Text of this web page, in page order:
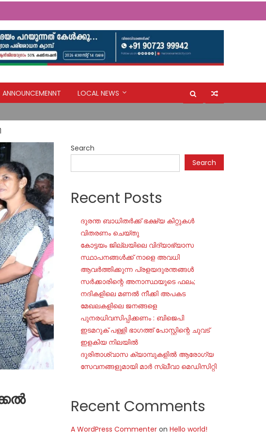
ANNOUNCEMENNT
LOCAL NEWS
മണൽ നീക്കി അപകട മേഖലകളിലെ ജനങ്ങളെ
Search
Search
Recent Posts
ദുരന്ത ബാധിതർക്ക് ഭക്ഷ്യ കിറ്റുകൾ
വിതരണം ചെയ്തു
കോട്ടയം ജില്ലയിലെ വിദ്യാഭ്യാസ
സ്ഥാപനങ്ങൾക്ക് നാളെ അവധി
ആവർത്തിക്കുന്ന പ്രളയദുരന്തങ്ങൾ
സർക്കാരിന്റെ അനാസ്ഥയുടെ ഫലം;
നദികളിലെ മണൽ നീക്കി അപകട
മേഖലകളിലെ ജനങ്ങളെ
പുനരധിവസിപ്പിക്കണം : ബിജെപി
ഇടമറുക് പള്ളി ഭാഗത്ത്‌ പോസ്റ്റിന്റെ ചുവട്
ഇളകിയ നിലയിൽ
ദുരിതാശ്വാസ ക്യാമ്പുകളിൽ ആരോഗ്യ
സേവനങ്ങളുമായി മാർ സ്ലീവാ മെഡിസിറ്റി
Recent Comments
A WordPress Commenter onHello world!